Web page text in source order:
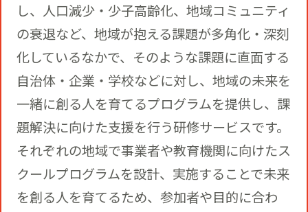
し、人口減少・少子高齢化、地域コミュニティ
の衰退など、地域が抱える課題が多角化・深刻
化しているなかで、そのような課題に直面する
自治体・企業・学校などに対し、地域の未来を
一緒に創る人を育てるプログラムを提供し、課
題解決に向けた支援を行う研修サービスです。
それぞれの地域で事業者や教育機関に向けたス
クールプログラムを設計、実施することで未来
を創る人を育てるため、参加者や目的に合わ